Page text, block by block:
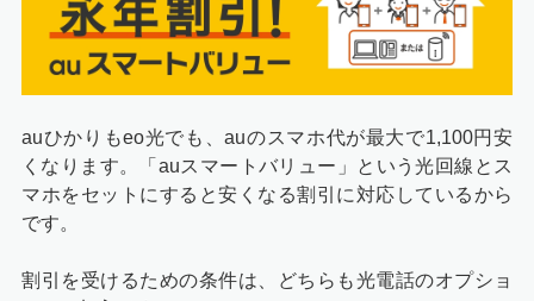
auひかりもeo光でも、auのスマホ代が最大で1,100円安
くなります。「auスマートバリュー」という光回線とス
マホをセットにすると安くなる割引に対応しているから
です。
割引を受けるための条件は、どちらも光電話のオプショ